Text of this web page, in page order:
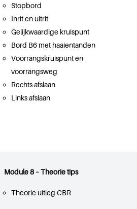
Stopbord
Inrit en uitrit
Gelijkwaardige kruispunt
Bord B6 met haaientanden
Voorrangskruispunt en
voorrangsweg
Rechts afslaan
Links afslaan
Module 8 – Theorie tips
Theorie uitleg CBR